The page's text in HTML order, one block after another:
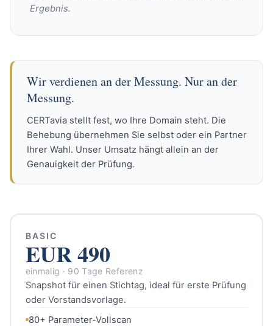
Ergebnis.
Wir verdienen an der Messung. Nur an der
Messung.
CERTavia stellt fest, wo Ihre Domain steht. Die
Behebung übernehmen Sie selbst oder ein Partner
Ihrer Wahl. Unser Umsatz hängt allein an der
Genauigkeit der Prüfung.
BASIC
EUR 490
einmalig · 90 Tage Referenz
Snapshot für einen Stichtag, ideal für erste Prüfung
oder Vorstandsvorlage.
80+ Parameter-Vollscan